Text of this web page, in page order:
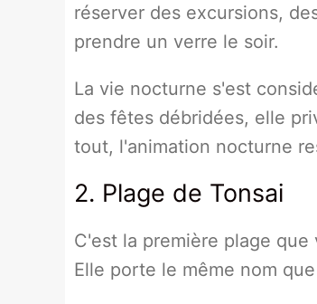
réserver des excursions,
prendre un verre le soir.
La vie nocturne s'est
des fêtes débridées, elle
tout, l'animation nocturne
2. Plage de Tonsai
C'est la première plage
Elle porte le même nom